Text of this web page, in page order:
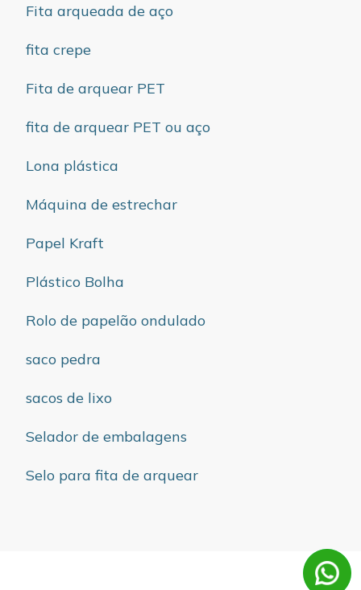
Fita arqueada de aço
fita crepe
Fita de arquear PET
fita de arquear PET ou aço
Lona plástica
Máquina de estrechar
Papel Kraft
Plástico Bolha
Rolo de papelão ondulado
saco pedra
sacos de lixo
Selador de embalagens
Selo para fita de arquear